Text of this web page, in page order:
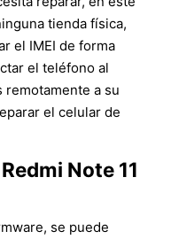
tienda física,
el IMEI de forma
el teléfono al
a su
el celular de
Note 11
se puede